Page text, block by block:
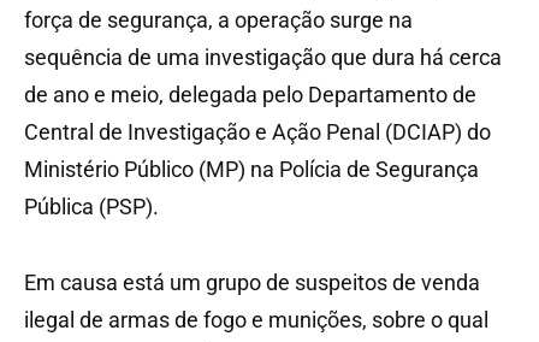
força de segurança, a operação surge na
sequência de uma investigação que dura há cerca
de ano e meio, delegada pelo Departamento de
Central de Investigação e Ação Penal (DCIAP) do
Ministério Público (MP) na Polícia de Segurança
Pública (PSP).
Em causa está um grupo de suspeitos de venda
ilegal de armas de fogo e munições, sobre o qual